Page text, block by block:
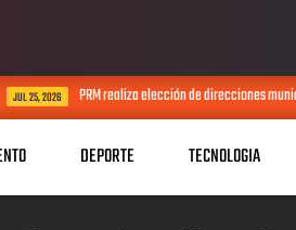
JUL 25, 2026 PRM realiza elección de direcciones
DEPORTE TECNOLOGIA